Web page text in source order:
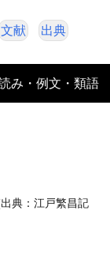
文献 出典
み・例文・類語
典：江戸繁昌記